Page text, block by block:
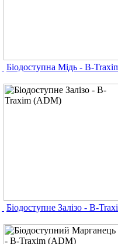
Біодоступна Мідь - B-
Біодоступне Залізо - B-